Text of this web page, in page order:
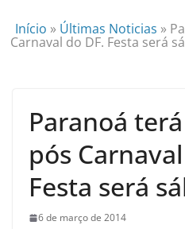
Início » Últimas Noticias »
Carnaval do DF. Festa será
Paranoá
pós
Festa será
6 de março de 2014